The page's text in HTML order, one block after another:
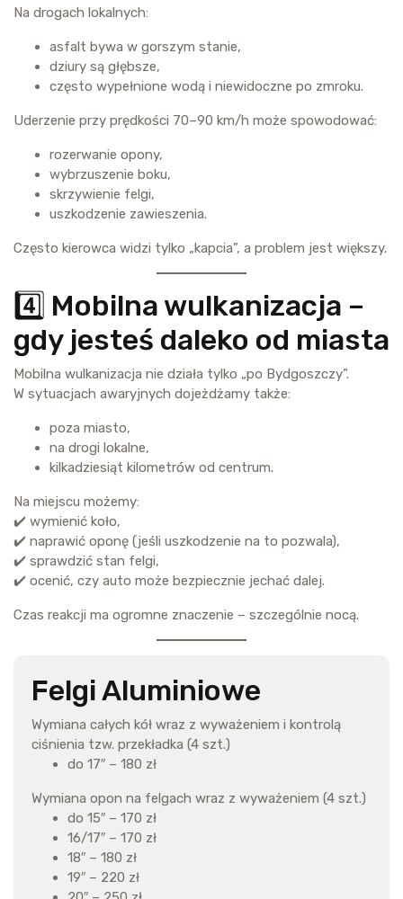
Na drogach lokalnych:
asfalt bywa w gorszym stanie,
dziury są głębsze,
często wypełnione wodą i niewidoczne po zmroku.
Uderzenie przy prędkości 70–90 km/h może spowodować:
rozerwanie opony,
wybrzuszenie boku,
skrzywienie felgi,
uszkodzenie zawieszenia.
Często kierowca widzi tylko „kapcia”, a problem jest większy.
4️⃣ Mobilna wulkanizacja –
gdy jesteś daleko od miasta
Mobilna wulkanizacja nie działa tylko „po Bydgoszczy”.
W sytuacjach awaryjnych dojeżdżamy także:
poza miasto,
na drogi lokalne,
kilkadziesiąt kilometrów od centrum.
Na miejscu możemy:
✔️ wymienić koło,
✔️ naprawić oponę (jeśli uszkodzenie na to pozwala),
✔️ sprawdzić stan felgi,
✔️ ocenić, czy auto może bezpiecznie jechać dalej.
Czas reakcji ma ogromne znaczenie – szczególnie nocą.
Felgi Aluminiowe
Wymiana całych kół wraz z wyważeniem i kontrolą
ciśnienia tzw. przekładka (4 szt.)
do 17″ – 180 zł
Wymiana opon na felgach wraz z wyważeniem (4 szt.)
do 15″ – 170 zł
16/17″ – 170 zł
18″ – 180 zł
19″ – 220 zł